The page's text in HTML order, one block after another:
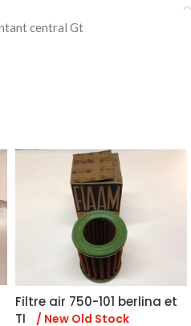
central Gt
Filtre air 750-101 berlina et
TI
/ New Old Stock